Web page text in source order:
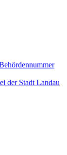
der Stadt Landau